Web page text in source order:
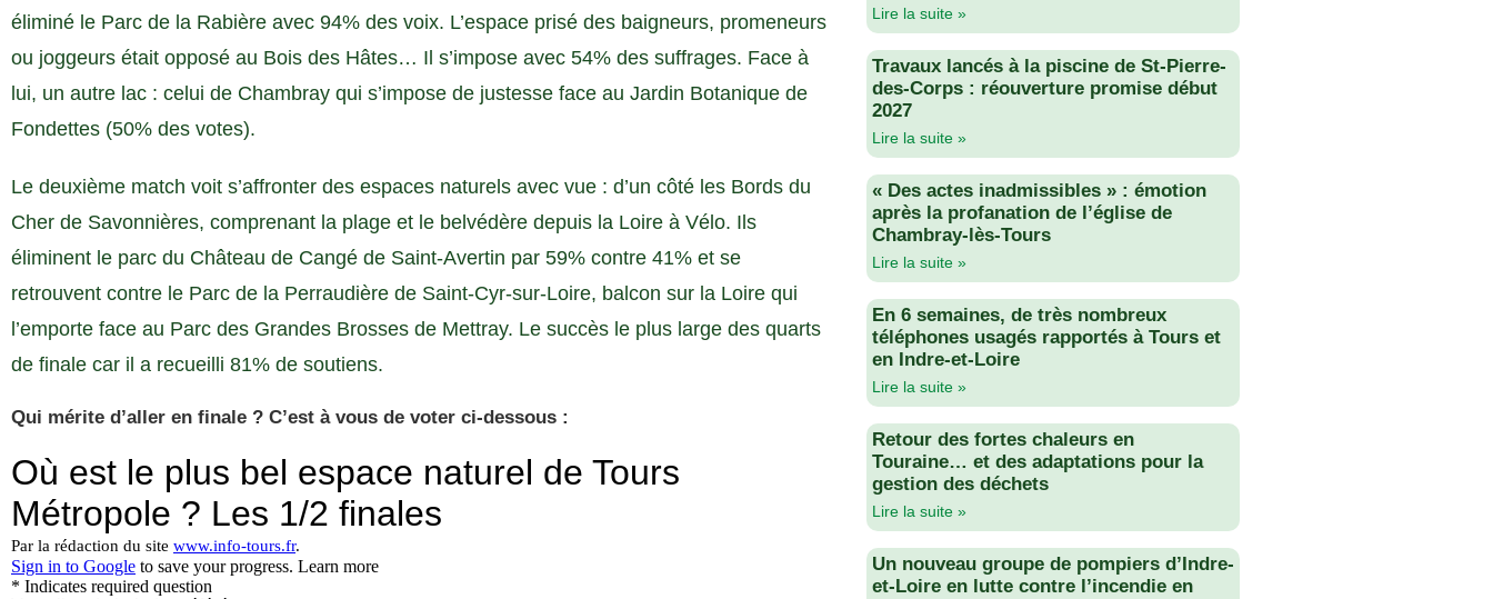
éliminé le Parc de la Rabière avec 94% des voix. L’espace prisé des baigneurs, promeneurs
ou joggeurs était opposé au Bois des Hâtes… Il s’impose avec 54% des suffrages. Face à
lui, un autre lac : celui de Chambray qui s’impose de justesse face au Jardin Botanique de
Fondettes (50% des votes).
Le deuxième match voit s’affronter des espaces naturels avec vue : d’un côté les Bords du
Cher de Savonnières, comprenant la plage et le belvédère depuis la Loire à Vélo. Ils
éliminent le parc du Château de Cangé de Saint-Avertin par 59% contre 41% et se
retrouvent contre le Parc de la Perraudière de Saint-Cyr-sur-Loire, balcon sur la Loire qui
l’emporte face au Parc des Grandes Brosses de Mettray. Le succès le plus large des quarts
de finale car il a recueilli 81% de soutiens.
Qui mérite d’aller en finale ? C’est à vous de voter ci-dessous :
Lire la suite »
Travaux lancés à la piscine de St-Pierre-
des-Corps : réouverture promise début
2027
Lire la suite »
« Des actes inadmissibles » : émotion
après la profanation de l’église de
Chambray-lès-Tours
Lire la suite »
En 6 semaines, de très nombreux
téléphones usagés rapportés à Tours et
en Indre-et-Loire
Lire la suite »
Retour des fortes chaleurs en
Touraine… et des adaptations pour la
gestion des déchets
Lire la suite »
Un nouveau groupe de pompiers d’Indre-
et-Loire en lutte contre l’incendie en